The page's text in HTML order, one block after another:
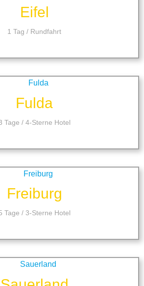
Eifel
1 Tag / Rundfahrt
Fulda
Tage / 4-Sterne Hotel
Freiburg
Tage / 3-Sterne Hotel